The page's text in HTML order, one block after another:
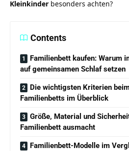
Kleinkinder besonders achten?
Contents
Familienbett kaufen: Warum
auf gemeinsamen Schlaf setzen
Die wichtigsten Kriterien
Familienbetts im Überblick
Größe, Material und
Familienbett ausmacht
Familienbett-Modelle im